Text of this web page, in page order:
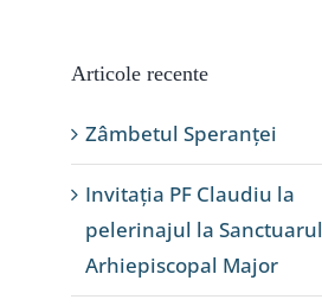
Articole recente
Zâmbetul Speranței
Invitația PF Claudiu la
pelerinajul la Sanctuarul
Arhiepiscopal Major